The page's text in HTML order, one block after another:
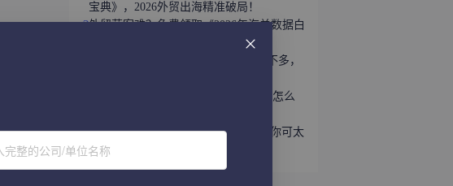
可实现
度资金与
宝典》，2026外贸出海精准破局！
3外贸获客难？免费领取《2026年海关数据白
皮书》，帮你轻松打破信息差！
趁着用YouTube开发外贸客户的人还不多，
听说WhatsApp做外贸很猛？让我看看怎么
6做外贸还不会给国外客户打电话？那你可太
亏了
完整的公司/单位名称